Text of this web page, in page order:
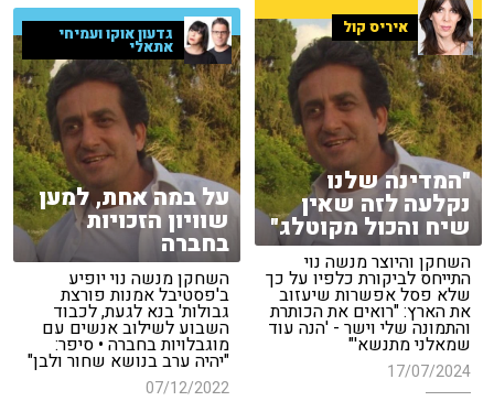
איריס קול
"המדינה שלנו
נקלעה לזה שאין
שיח והכול מקוטלג"
השחקן והיוצר מנשה נוי
התייחס לביקורת כלפיו על כך
שלא פסל אפשרות שיעזוב
את הארץ: "רואים את הכותרת
והתמונה שלי וישר - 'הנה עוד
שמאלני מתנשא'"
17/07/2024
גדעון אוקו ועמיחי
אתאלי
על במה אחת, למען
שוויון הזכויות
בחברה
השחקן מנשה נוי יופיע
ב'פסטיבל אמנות פורצת
גבולות' בנא לגעת, לכבוד
השבוע לשילוב אנשים עם
מוגבלויות בחברה • סיפר:
"יהיה ערב בנושא שחור ולבן"
07/12/2022